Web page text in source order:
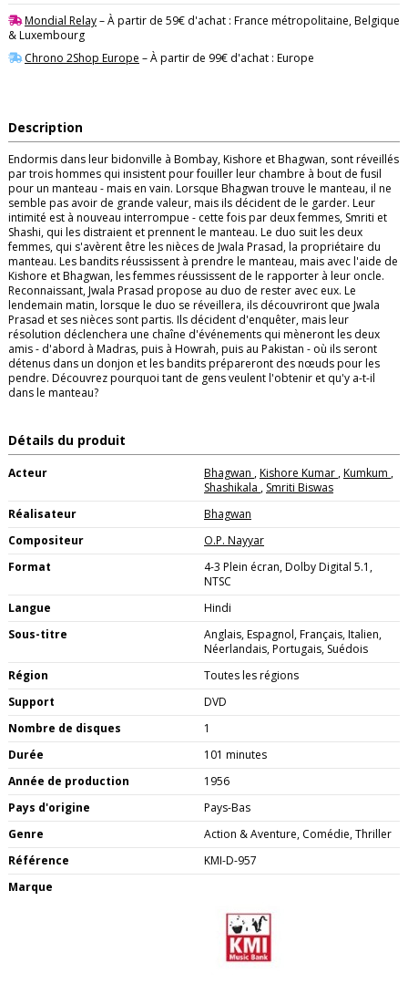
Mondial Relay– À partir de 59€ d'achat : France métropolitaine, Belgique
& Luxembourg
Chrono 2Shop Europe – À partir de 99€ d'achat : Europe
Description
Endormis dans leur bidonville à Bombay, Kishore et Bhagwan, sont réveillés
par trois hommes qui insistent pour fouiller leur chambre à bout de fusil
pour un manteau - mais en vain. Lorsque Bhagwan trouve le manteau, il ne
semble pas avoir de grande valeur, mais ils décident de le garder. Leur
intimité est à nouveau interrompue - cette fois par deux femmes, Smriti et
Shashi, qui les distraient et prennent le manteau. Le duo suit les deux
femmes, qui s'avèrent être les nièces de Jwala Prasad, la propriétaire du
manteau. Les bandits réussissent à prendre le manteau, mais avec l'aide de
Kishore et Bhagwan, les femmes réussissent de le rapporter à leur oncle.
Reconnaissant, Jwala Prasad propose au duo de rester avec eux. Le
lendemain matin, lorsque le duo se réveillera, ils découvriront que Jwala
Prasad et ses nièces sont partis. Ils décident d'enquêter, mais leur
résolution déclenchera une chaîne d'événements qui mèneront les deux
amis - d'abord à Madras, puis à Howrah, puis au Pakistan - où ils seront
détenus dans un donjon et les bandits prépareront des nœuds pour les
pendre. Découvrez pourquoi tant de gens veulent l'obtenir et qu'y a-t-il
dans le manteau?
Détails du produit
Acteur Bhagwan ,Kishore Kumar ,Kumkum ,
Shashikala , Smriti Biswas
Réalisateur
Bhagwan
Compositeur
O.P. Nayyar
Format
4-3 Plein écran, Dolby Digital 5.1,
NTSC
Langue
Hindi
Sous-titre
Anglais, Espagnol, Français, Italien,
Néerlandais, Portugais, Suédois
Région
Toutes les régions
Support
DVD
Nombre de disques
1
Durée
101 minutes
Année de production
1956
Pays d'origine
Pays-Bas
Genre
Action & Aventure, Comédie, Thriller
Référence
KMI-D-957
Marque